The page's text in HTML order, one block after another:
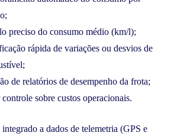
preciso do consumo médio (km/l);
rápida de variações ou desvios de
de relatórios de desempenho da frota;
sobre custos operacionais.
a dados de telemetria (GPS e